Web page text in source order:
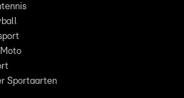
Sportaarten